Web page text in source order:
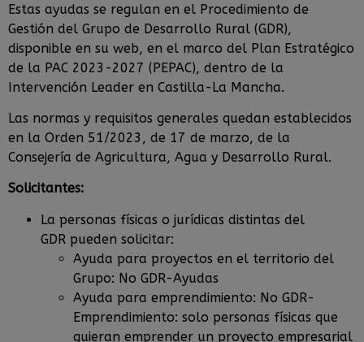
Estas ayudas se regulan en el Procedimiento de
Gestión del Grupo de Desarrollo Rural (GDR),
disponible en su web, en el marco del Plan Estratégico
de la PAC 2023-2027 (PEPAC), dentro de la
Intervención Leader en Castilla-La Mancha.
Las normas y requisitos generales quedan establecidos
en la Orden 51/2023, de 17 de marzo, de la
Consejería de Agricultura, Agua y Desarrollo Rural.
Solicitantes:
La personas físicas o jurídicas distintas del
GDR pueden solicitar:
Ayuda para proyectos en el territorio del
Grupo: No GDR-Ayudas
Ayuda para emprendimiento: No GDR-
Emprendimiento: solo personas físicas que
quieran emprender un proyecto empresarial